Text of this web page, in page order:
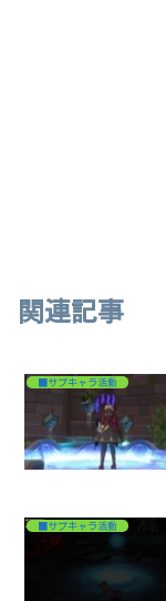
関連記事
■サブキャラ活動
■サブキャラ活動